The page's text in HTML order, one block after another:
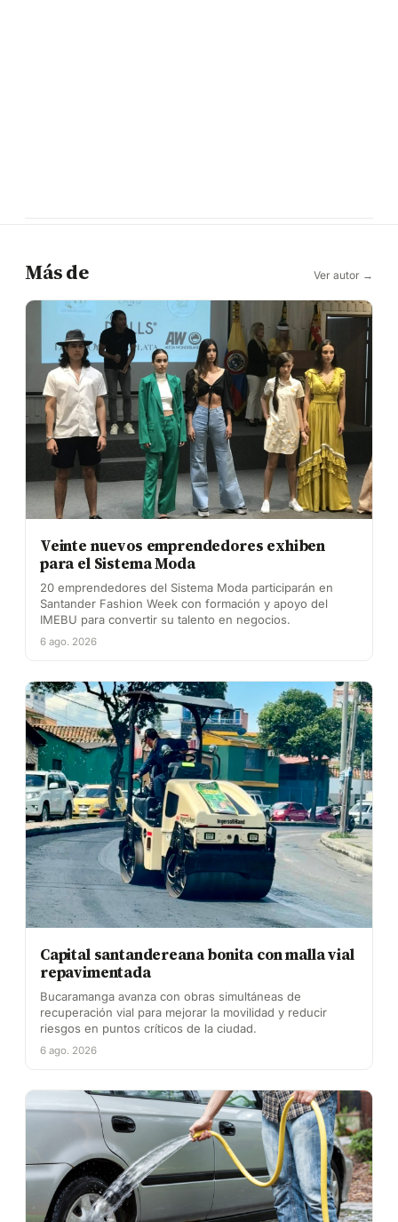
Más de Ver autor →
Veinte nuevos emprendedores exhiben
para el Sistema Moda
20 emprendedores del Sistema Moda participarán en
Santander Fashion Week con formación y apoyo del
IMEBU para convertir su talento en negocios.
6 ago. 2026
Capital santandereana bonita con malla vial
repavimentada
Bucaramanga avanza con obras simultáneas de
recuperación vial para mejorar la movilidad y reducir
riesgos en puntos críticos de la ciudad.
6 ago. 2026